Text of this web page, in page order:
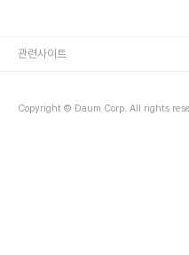
만들어주신 복감독님의 가르침에 한 걸음
반에 잔잔한 감동이 있습니다. 제..
Copyright © Daum Corp. All rights
관련사이트